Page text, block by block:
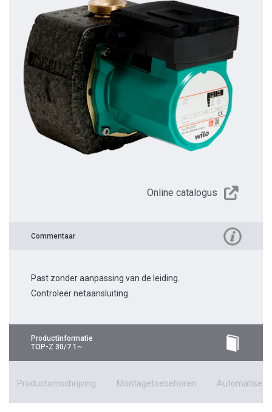
Online catalogus
Commentaar
Past zonder aanpassing van de leiding.
Controleer netaansluiting.
Productinformatie
TOP-Z 30/7 1~
Productomschrijving Montagetoebehoren